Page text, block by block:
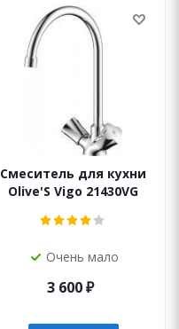
Смеситель для кухни
Olive'S Vigo 21430VG
Очень мало
3 600₽